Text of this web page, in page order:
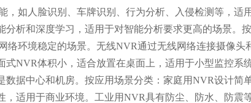
，如人脸识别、车牌识别、行为分析、入侵检测等，
分析和深度学习，适用于对智能分析要求更高的场景。
络环境稳定的场景。无线NVR通过无线网络连接摄像
式NVR体积小，适合放置在桌面上，适用于小型监控系
数据中心和机房。按应用场景分类：家庭用NVR设计简
，适用于商业环境。工业用NVR具有防尘、防水、防震